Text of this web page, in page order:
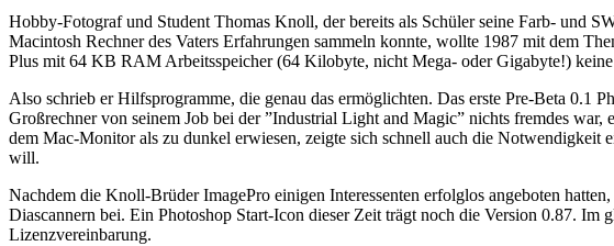
Hobby-Fotograf und Student Thomas Knoll, der bereits als Schüler seine Farb- und
Macintosh Rechner des Vaters Erfahrungen sammeln konnte, wollte 1987 mit dem
Plus mit 64 KB RAM Arbeitsspeicher (64 Kilobyte, nicht Mega- oder Gigabyte!)
Also schrieb er Hilfsprogramme, die genau das ermöglichten. Das erste Pre-Beta 0.1
Großrechner von seinem Job bei der ”Industrial Light and Magic” nichts fremdes
dem Mac-Monitor als zu dunkel erwiesen, zeigte sich schnell auch die
will.
Nachdem die Knoll-Brüder ImagePro einigen Interessenten erfolglos angeboten
Diascannern bei. Ein Photoshop Start-Icon dieser Zeit trägt noch die Version 0.87.
Lizenzvereinbarung.